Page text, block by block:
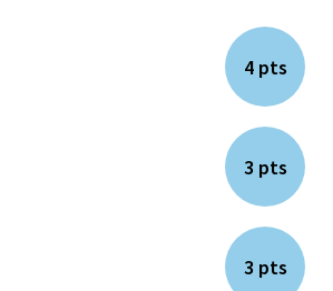
4 pts
3 pts
3 pts